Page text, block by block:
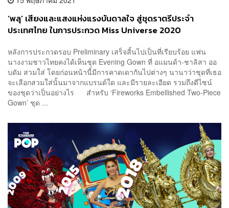
‘พลุ’ เสียงและแสงแห่งแรงบันดาลใจ สู่ชุดราตรีประจำ
ประเทศไทย ในการประกวด Miss Universe 2020
หลังการประกวดรอบ Preliminary เสร็จสิ้นไปเป็นที่เรียบร้อย แฟน
นางงามชาวไทยคงได้เห็นชุด Evening Gown ที่ อแมนด้า-ชาลิสา ออ
บดัม สวมใส่ โดยก่อนหน้านี้มีการคาดเดากันไปต่างๆ นานาว่าชุดที่เธอ
จะเลือกสวมใส่นั้นมาจากแบรนด์ใด และมีรายละเอียด รวมถึงดีไซน์
ของชุดว่าเป็นอย่างไร สำหรับ ‘Fireworks Embellished Two-Piece
Gown’ ชุด ...